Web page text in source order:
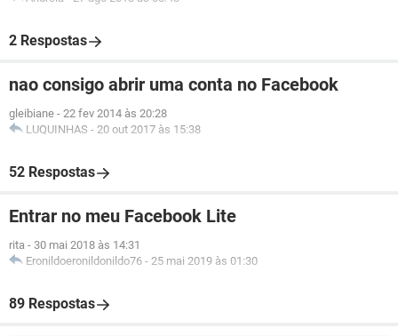
2 Respostas
nao consigo abrir uma conta no Facebook
gleibiane - 22 fev 2014 às 20:28
LUQUINHAS - 20 out 2017 às 15:38
52 Respostas
Entrar no meu Facebook Lite
rita - 30 mai 2018 às 14:31
Eronildoeronildonildo76 - 25 mai 2019 às 01:30
89 Respostas